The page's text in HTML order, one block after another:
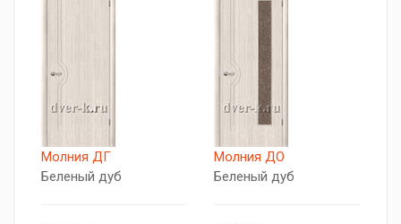
Молния ДГ
Беленый дуб
Молния ДО
Беленый дуб